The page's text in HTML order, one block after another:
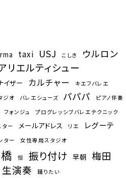
taxi USJ こしき
ウルロン
リエルティシュー
イザー カルチャー キエフバレエ
ジオ バレエシューズ パパパ ピアノ伴奏
フォンジュ プログレッシブバレエテクニック
ター メールアドレス リエ レグーテ
ター 女性専用スタジオ
恒 振り付け 早朝 梅田
生演奏 踊りたい